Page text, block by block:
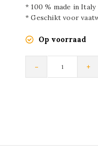
* 100 % made in Italy
* Geschikt voor
Op voorraad
- +